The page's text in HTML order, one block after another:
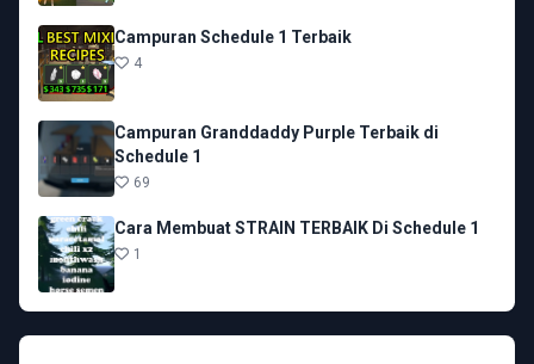
Campuran Schedule 1 Terbaik
4
Campuran Granddaddy Purple Terbaik di
Schedule 1
69
Cara Membuat STRAIN TERBAIK Di Schedule 1
1